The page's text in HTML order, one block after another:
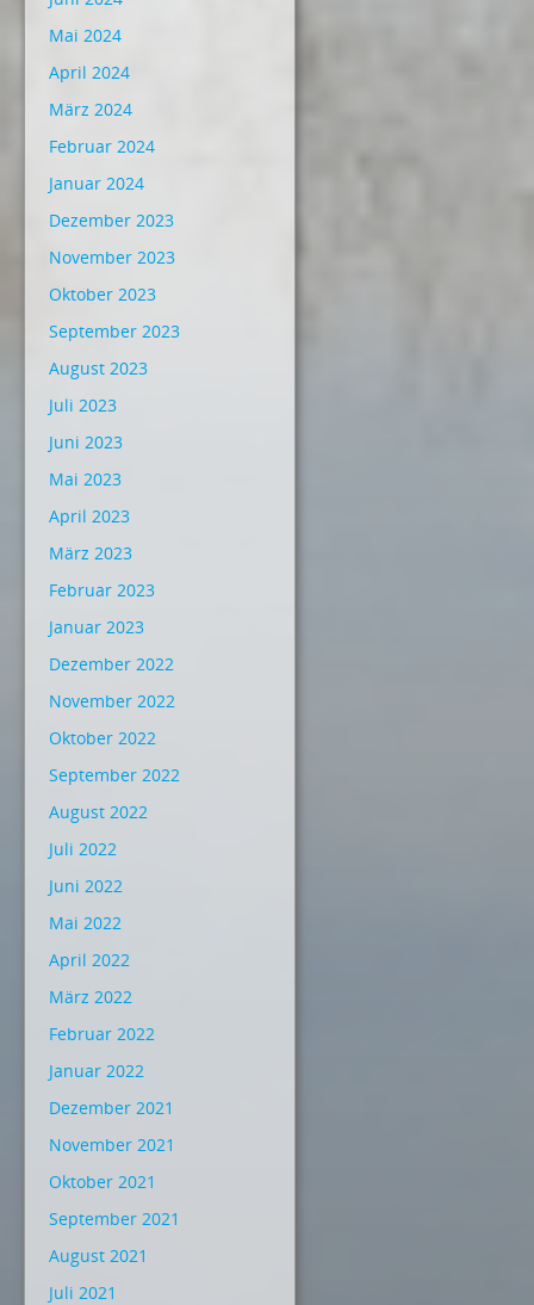
Mai 2024
April 2024
März 2024
Februar 2024
Januar 2024
Dezember 2023
November 2023
Oktober 2023
September 2023
August 2023
Juli 2023
Juni 2023
Mai 2023
April 2023
März 2023
Februar 2023
Januar 2023
Dezember 2022
November 2022
Oktober 2022
September 2022
August 2022
Juli 2022
Juni 2022
Mai 2022
April 2022
März 2022
Februar 2022
Januar 2022
Dezember 2021
November 2021
Oktober 2021
September 2021
August 2021
Juli 2021